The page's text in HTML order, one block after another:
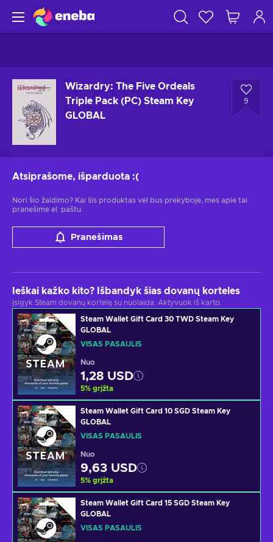
Wizardry: The Five Ordeals
Triple Pack (PC) Steam Key
GLOBAL
9
Atsiprašome, išparduota :(
Nori šio žaidimo? Kai šis produktas vėl bus prekyboje, mes apie tai
pranešime el. paštu.
Pranešimas
Ieškai kažko kito? Išbandyk šias dovanų korteles
Įsigyk Steam dovanų kortelę su nuolaida. Aktyvuok iš karto.
Steam Wallet Gift Card 30 TWD Steam Key
GLOBAL
VISAS PASAULIS
Nuo
1,28 USD
5% grįžta
Steam Wallet Gift Card 10 SGD Steam Key
GLOBAL
VISAS PASAULIS
Nuo
9,63 USD
5% grįžta
Steam Wallet Gift Card 15 SGD Steam Key
GLOBAL
VISAS PASAULIS